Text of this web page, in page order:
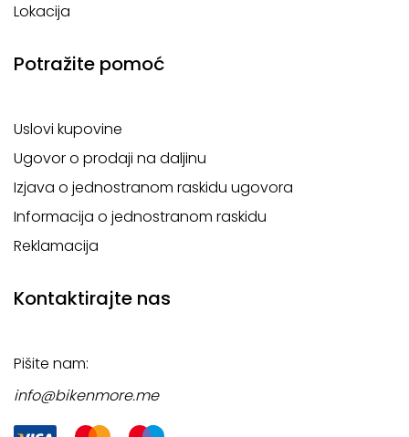
Lokacija
Potražite pomoć
Uslovi kupovine
Ugovor o prodaji na daljinu
Izjava o jednostranom raskidu ugovora
Informacija o jednostranom raskidu
Reklamacija
Kontaktirajte nas
Pišite nam:
info@bikenmore.me